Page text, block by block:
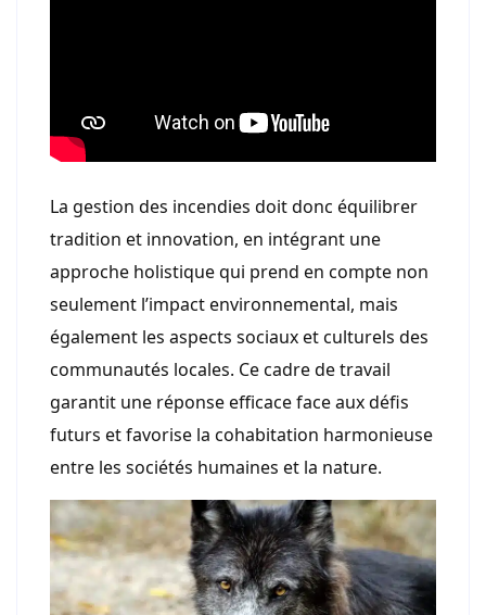
La gestion des incendies doit donc équilibrer
tradition et innovation, en intégrant une
approche holistique qui prend en compte non
seulement l’impact environnemental, mais
également les aspects sociaux et culturels des
communautés locales. Ce cadre de travail
garantit une réponse efficace face aux défis
futurs et favorise la cohabitation harmonieuse
entre les sociétés humaines et la nature.